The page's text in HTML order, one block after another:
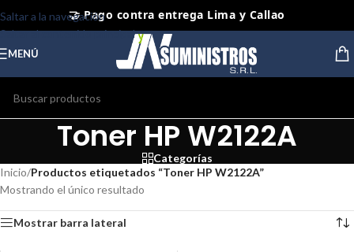
Saltar a la navegación
Saltar al contenido principal
🤝 Pago contra entrega Lima y Callao
⭐ Productos Originales y Nuevos
MENÚ
Toner HP W2122A
Categorías
Inicio/Productos etiquetados “Toner HP W2122A”
Mostrando el único resultado
Mostrar barra lateral